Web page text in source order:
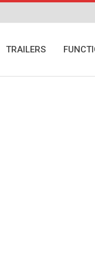
TRAILERS